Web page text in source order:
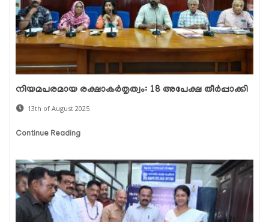
നിയമപരമായ രക്ഷാകര്‍തൃത്വം: 18 അപേക്ഷ തീര്‍പ്പാക്കി
13th of August 2025
Continue Reading